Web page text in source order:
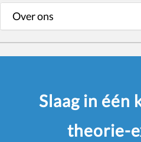
Over ons
Slaag in één
theorie-